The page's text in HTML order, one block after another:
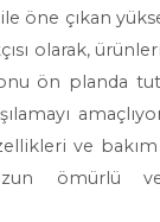
öne çıkan
olarak,
ön planda
ve bakım
ömürlü